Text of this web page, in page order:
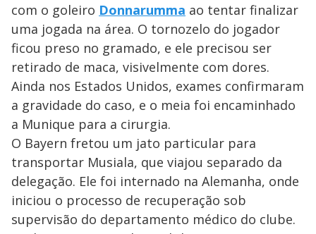
com o goleiro Donnarumma ao tentar finalizar
uma jogada na área. O tornozelo do jogador
ficou preso no gramado, e ele precisou ser
retirado de maca, visivelmente com dores.
Ainda nos Estados Unidos, exames confirmaram
a gravidade do caso, e o meia foi encaminhado
a Munique para a cirurgia.
O Bayern fretou um jato particular para
transportar Musiala, que viajou separado da
delegação. Ele foi internado na Alemanha, onde
iniciou o processo de recuperação sob
supervisão do departamento médico do clube.